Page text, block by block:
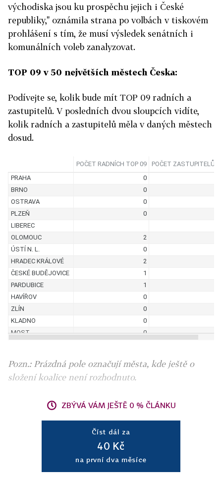
východiska jsou ku prospěchu jejich i České
republiky," oznámila strana po volbách v tiskovém
prohlášení s tím, že musí výsledek senátních i
komunálních voleb zanalyzovat.
TOP 09 v 50 největších městech Česka:
Podívejte se, kolik bude mít TOP 09 radních a
zastupitelů. V posledních dvou sloupcích vidíte,
kolik radních a zastupitelů měla v daných městech
dosud.
Pozn.: Prázdná pole označují města, kde ještě o
složení koalice není rozhodnuto.
ZBÝVÁ VÁM JEŠTĚ 0 % ČLÁNKU
Číst dál za
40 Kč
na první dva měsíce